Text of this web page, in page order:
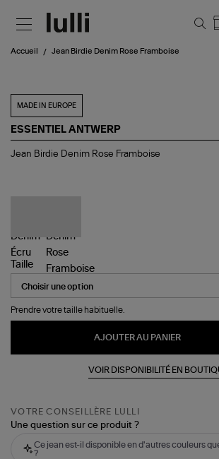
Accueil Jean Birdie Denim Rose Framboise
MADE IN EUROPE
ESSENTIEL ANTWERP
Jean
Jean Birdie Denim Rose Framboise
Taille
Prendre votre taille habituelle.
AJOUTER AU PANIER
VOIR DISPONIBILITÉ EN
VOTRE CONSEILLÈRE LULLI
Une question sur ce produit ?
Ce jean est-il disponible en d'autres couleurs
?